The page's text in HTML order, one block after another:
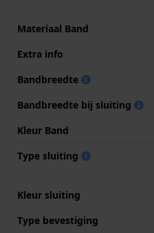
Materiaal Band
Extra info
Bandbreedte
Bandbreedte bij sluiting
Kleur Band
Type sluiting
Kleur sluiting
Type bevestiging